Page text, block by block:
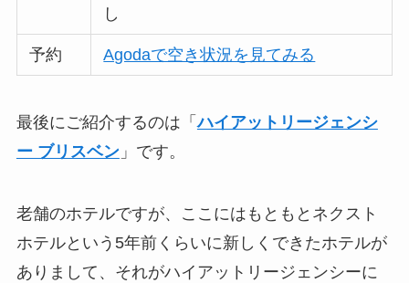
し
予約 Agodaで空き状況を見てみる
最後にご紹介するのは「ハイアットリージェンシ
ー ブリスベン」です。
老舗のホテルですが、ここにはもともとネクスト
ホテルという5年前くらいに新しくできたホテルが
ありまして、それがハイアットリージェンシーに